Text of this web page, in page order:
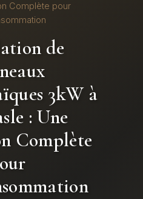
Complète pour
de
3kW à
: Une
Complète